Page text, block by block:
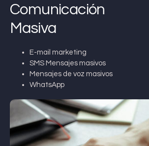
Comunicación
Masiva
E-mail marketing
SMS Mensajes masivos
Mensajes de voz masivos
WhatsApp